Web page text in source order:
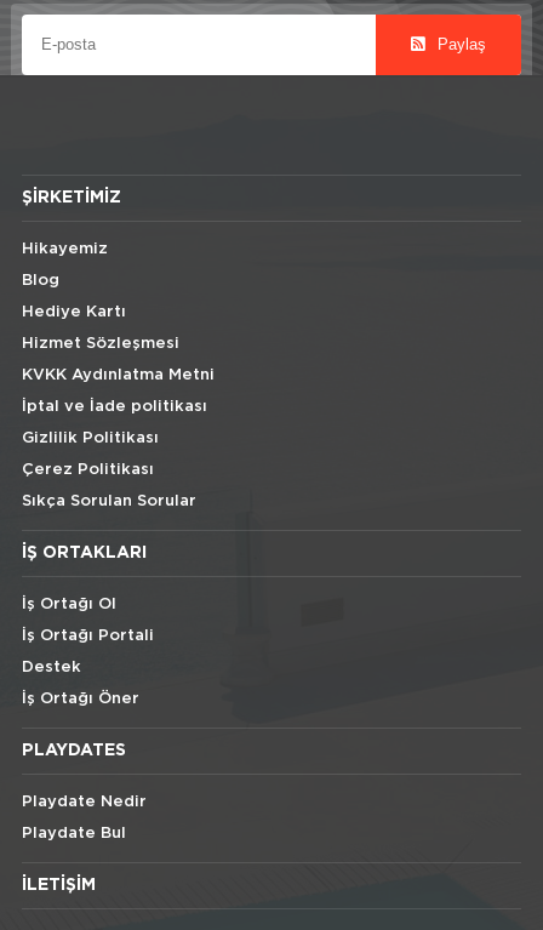
Paylaş
ŞIRKETIMIZ
Hikayemiz
Blog
Hediye Kartı
Hizmet Sözleşmesi
KVKK Aydınlatma Metni
İptal ve İade politikası
Gizlilik Politikası
Çerez Politikası
Sıkça Sorulan Sorular
İŞ ORTAKLARI
İş Ortağı Ol
İş Ortağı Portali
Destek
İş Ortağı Öner
PLAYDATES
Playdate Nedir
Playdate Bul
İLETIŞIM